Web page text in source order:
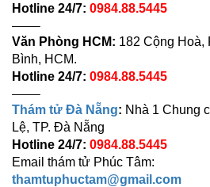
Hotline 24/7: 0984.88.5445
——–
Văn Phòng HCM: 182 Cộng Hoà,
Bình, HCM.
Hotline 24/7: 0984.88.5445
——–
Thám tử Đà Nẵng: Nhà 1 Chung
Lệ, TP. Đà Nẵng
Hotline 24/7: 0984.88.5445
Email thám tử Phúc Tâm:
thamtuphuctam@gmail.com